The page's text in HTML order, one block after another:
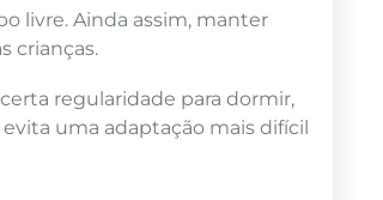
livre. Ainda assim, manter
crianças.
regularidade para dormir,
uma adaptação mais difícil